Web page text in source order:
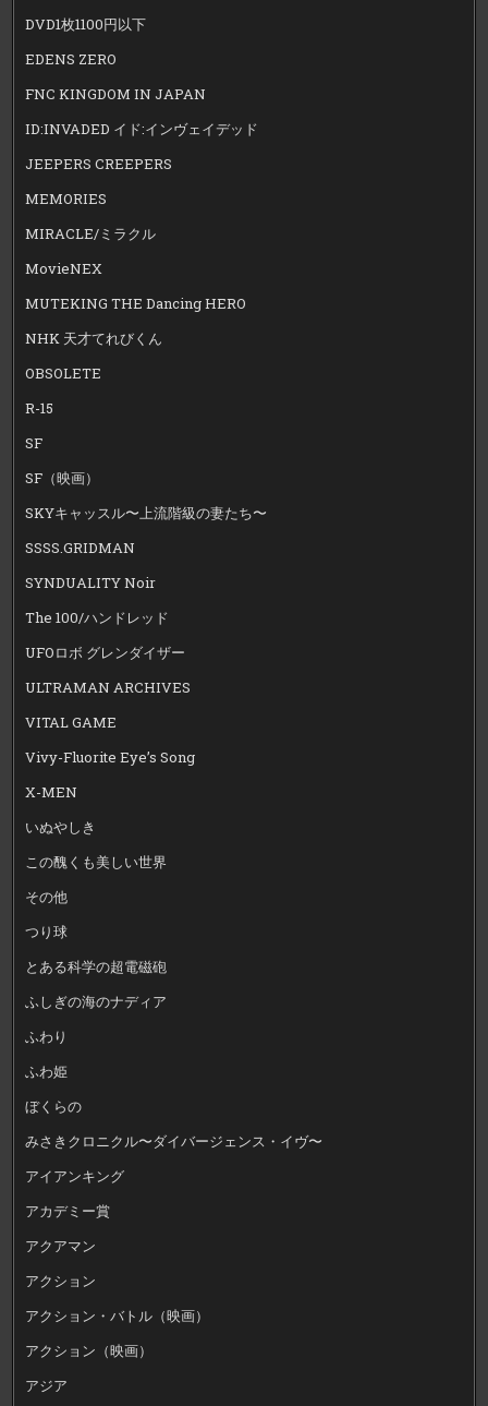
DVD1枚1100円以下
EDENS ZERO
FNC KINGDOM IN JAPAN
ID:INVADED イド:インヴェイデッド
JEEPERS CREEPERS
MEMORIES
MIRACLE/ミラクル
MovieNEX
MUTEKING THE Dancing HERO
NHK 天才てれびくん
OBSOLETE
R-15
SF
SF（映画）
SKYキャッスル〜上流階級の妻たち〜
SSSS.GRIDMAN
SYNDUALITY Noir
The 100/ハンドレッド
UFOロボ グレンダイザー
ULTRAMAN ARCHIVES
VITAL GAME
Vivy-Fluorite Eye’s Song
X-MEN
いぬやしき
この醜くも美しい世界
その他
つり球
とある科学の超電磁砲
ふしぎの海のナディア
ふわり
ふわ姫
ぼくらの
みさきクロニクル〜ダイバージェンス・イヴ〜
アイアンキング
アカデミー賞
アクアマン
アクション
アクション・バトル（映画）
アクション（映画）
アジア